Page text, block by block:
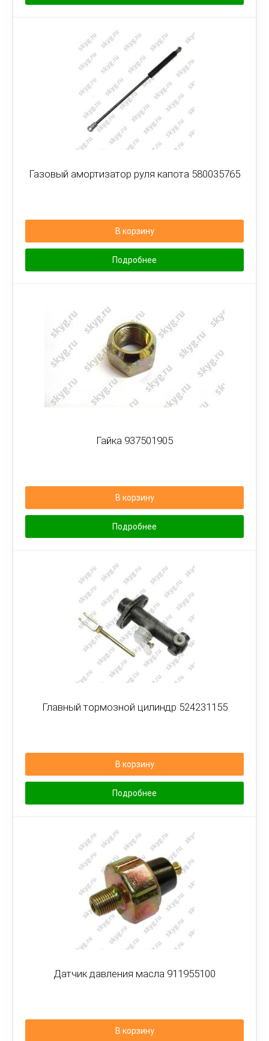
Газовый амортизатор руля капота 580035765
В корзину
Подробнее
Гайка 937501905
В корзину
Подробнее
Главный тормозной цилиндр 524231155
В корзину
Подробнее
Датчик давления масла 911955100
В корзину